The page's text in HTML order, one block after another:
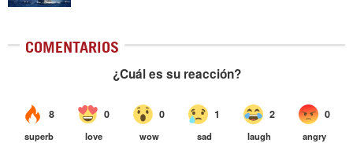
COMENTARIOS